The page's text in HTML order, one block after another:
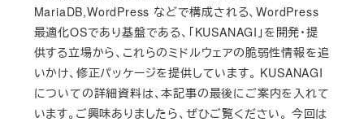
MariaDB,WordPress などで構成される、WordPress
最適化OSであり基盤である、「KUSANAGI」を開発・提
供する立場から、これらのミドルウェアの脆弱性情報を追
いかけ、修正パッケージを提供しています。 KUSANAGI
についての詳細資料は、本記事の最後にご案内を入れて
います。ご興味ありましたら、ぜひご覧ください。 今回は